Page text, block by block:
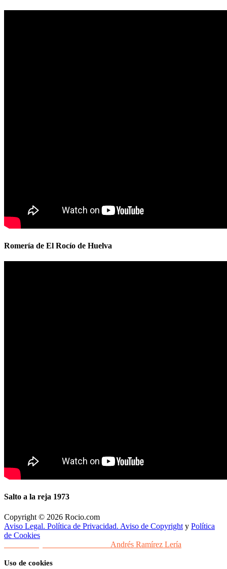
Romería de El Rocío de Huelva
Salto a la reja 1973
Copyright © 2026 Rocio.com
Aviso Legal. Política de Privacidad. Aviso de Copyright y Política
de Cookies
Andrés Ramírez Lería
Uso de cookies